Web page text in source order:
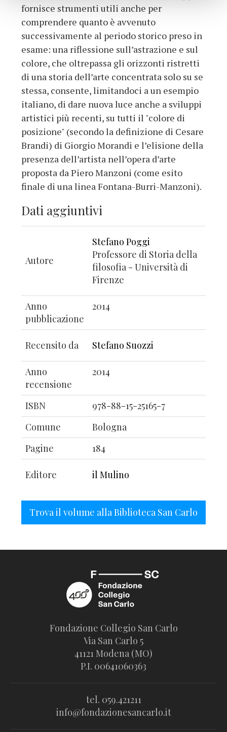
fornisce strumenti utili anche per
comprendere quanto è avvenuto
successivamente al periodo storico preso in
esame: una riflessione sull’astrazione e sul
colore, che oltrepassa gli orizzonti ristretti
di una storia dell’arte concentrata solo su se
stessa, consente, limitandoci a un esempio
italiano, di dare nuova luce anche a sviluppi
artistici più recenti, su tutti il "colore di
posizione" (secondo la definizione di Cesare
Brandi) di Giorgio Morandi e l’elisione della
presenza dell’artista nell’opera d’arte
proposta da Piero Manzoni (come esito
finale di una linea Fontana-Burri-Manzoni).
Dati aggiuntivi
Autore
Stefano Poggi
Professore di Storia della
filosofia - Università di
Firenze
Anno
pubblicazione
2014
Recensito da Stefano Suozzi
Anno
recensione
2014
ISBN
978-88-15-25165-7
Comune
Bologna
Pagine
184
Editore il Mulino
Trova il volume alla Biblioteca San Carlo
Fondazione Collegio San Carlo
Via San Carlo 5
41121 Modena (MO)
P.I. 00641060363
tel. 059.421211
info@fondazionesancarlo.it